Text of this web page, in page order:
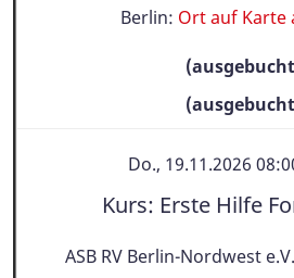
Berlin: Ort auf Karte
Do., 19.11.2026
Kurs: Erste Hilfe
ASB RV Berlin-Nordwest